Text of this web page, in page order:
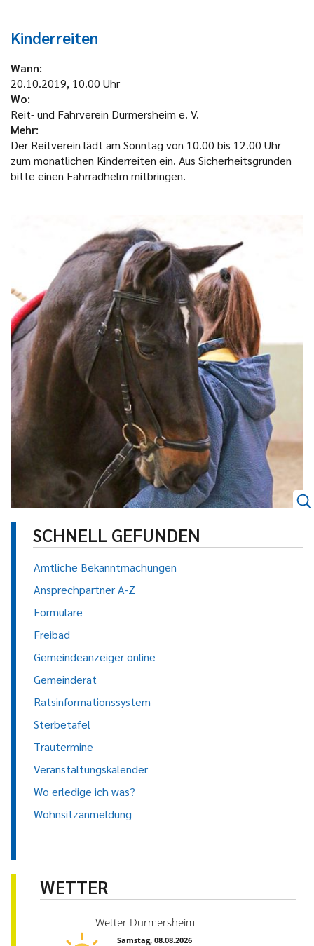
Kinderreiten
Wann:
20.10.2019, 10.00 Uhr
Wo:
Reit- und Fahrverein Durmersheim e. V.
Mehr:
Der Reitverein lädt am Sonntag von 10.00 bis 12.00 Uhr
zum monatlichen Kinderreiten ein. Aus Sicherheitsgründen
bitte einen Fahrradhelm mitbringen.
SCHNELL GEFUNDEN
Amtliche Bekanntmachungen
Ansprechpartner A-Z
Formulare
Freibad
Gemeindeanzeiger online
Gemeinderat
Ratsinformationssystem
Sterbetafel
Trautermine
Veranstaltungskalender
Wo erledige ich was?
Wohnsitzanmeldung
WETTER
Wetter Durmersheim
Samstag, 08.08.2026